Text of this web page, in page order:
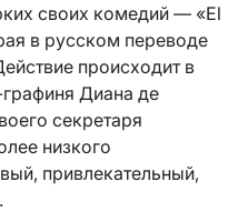
своих комедий — «El
в русском переводе
происходит в
Диана де
секретаря
низкого
привлекательный,